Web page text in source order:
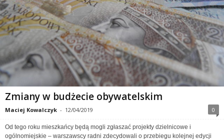
Zmiany w budżecie obywatelskim
Maciej Kowalczyk - 12/04/2019 0
Od tego roku mieszkańcy będą mogli zgłaszać projekty dzielnicowe i
ogólnomiejskie – warszawscy radni zdecydowali o przebiegu kolejnej edycji